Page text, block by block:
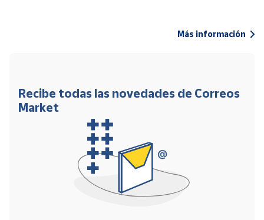
Más información
Recibe todas las novedades de Correos
Market